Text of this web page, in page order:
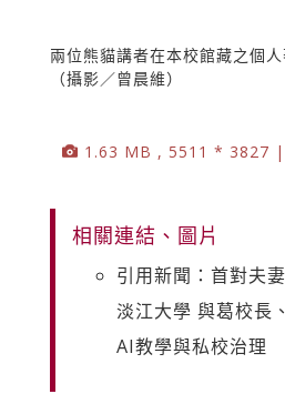
兩位熊貓講者在本校館藏之個
（攝影／曾晨維）
1.63 MB , 5511 * 3827 |
相關連結、圖片
引用新聞：首對夫
淡江大學 與葛校長
AI教學與私校治理